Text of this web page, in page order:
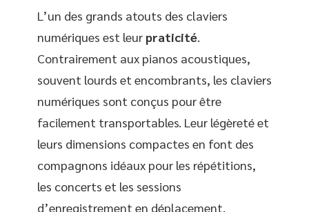
L’un des grands atouts des claviers
numériques est leur praticité.
Contrairement aux pianos acoustiques,
souvent lourds et encombrants, les claviers
numériques sont conçus pour être
facilement transportables. Leur légèreté et
leurs dimensions compactes en font des
compagnons idéaux pour les répétitions,
les concerts et les sessions
d’enregistrement en déplacement.